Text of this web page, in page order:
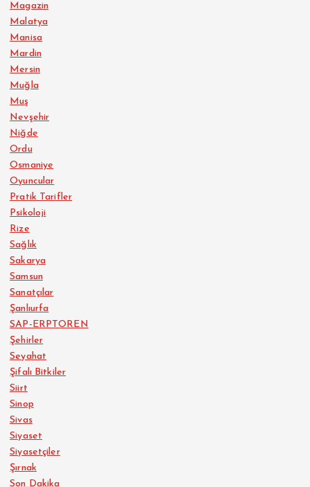
Magazin
Malatya
Manisa
Mardin
Mersin
Muğla
Muş
Nevşehir
Niğde
Ordu
Osmaniye
Oyuncular
Pratik Tarifler
Psikoloji
Rize
Sağlık
Sakarya
Samsun
Sanatçılar
Şanlıurfa
SAP-ERPTOREN
Şehirler
Seyahat
Şifalı Bitkiler
Siirt
Sinop
Sivas
Siyaset
Siyasetçiler
Şırnak
Son Dakika